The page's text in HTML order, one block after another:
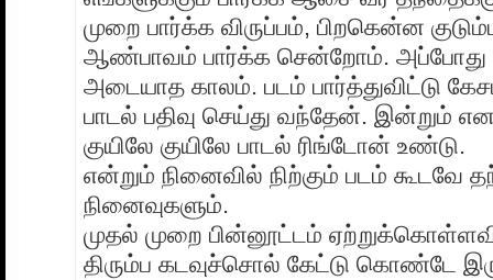
முறை பார்க்க விருப்பம், பிறகென்ன
ஆண்பாவம் பார்க்க சென்றோம். அப்போது
அடையாத காலம். படம் பார்த்துவிட்டு
பாடல் பதிவு செய்து வந்தேன். இன்றும்
குயிலே குயிலே பாடல் ரிங்டோன் உண்டு.
என்றும் நினைவில் நிற்கும் படம் கூடவே
நினைவுகளும்.
முதல் முறை பின்னூட்டம்
திரும்ப கடவுச்சொல் கேட்டு கொண்டே